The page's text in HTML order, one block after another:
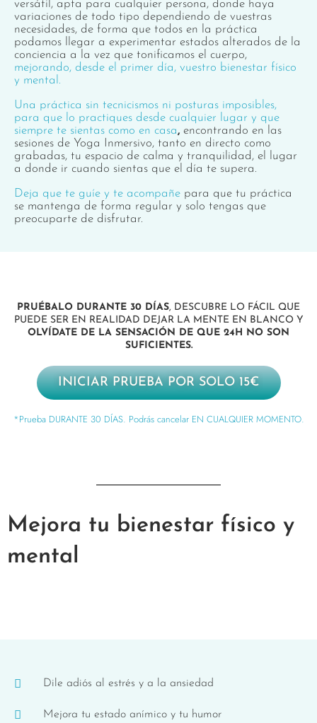
versátil, apta para cualquier persona, donde haya
variaciones de todo tipo dependiendo de vuestras
necesidades, de forma que todos en la práctica
podamos llegar a experimentar estados alterados de la
conciencia a la vez que tonificamos el cuerpo,
mejorando, desde el primer día, vuestro bienestar físico
y mental.
Una práctica sin tecnicismos ni posturas imposibles,
para que lo practiques desde cualquier lugar y que
siempre te sientas como en casa, encontrando en las
sesiones de Yoga Inmersivo, tanto en directo como
grabadas, tu espacio de calma y tranquilidad, el lugar
a donde ir cuando sientas que el día te supera.
Deja que te guíe y te acompañe para que tu práctica
se mantenga de forma regular y solo tengas que
preocuparte de disfrutar.
PRUÉBALO DURANTE 30 DÍAS, DESCUBRE LO FÁCIL QUE
PUEDE SER EN REALIDAD DEJAR LA MENTE EN BLANCO Y
OLVÍDATE DE LA SENSACIÓN DE QUE 24H NO SON
SUFICIENTES.
INICIAR PRUEBA POR SOLO 15€
*Prueba DURANTE 30 DÍAS. Podrás cancelar EN CUALQUIER MOMENTO.
Mejora tu bienestar físico y
mental
Dile adiós al estrés y a la ansiedad
Mejora tu estado anímico y tu humor